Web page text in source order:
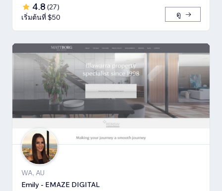
4.8 (27)
เริ่มต้นที่ $50
ดู
WA, AU
Emily - EMAZE DIGITAL